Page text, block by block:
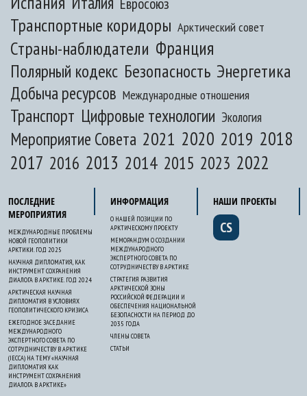
Транспортные коридоры Арктический совет
Страны-наблюдатели Франция
Полярный кодекс Безопасность Энергетика
Добыча ресурсов Международные отношения
Транспорт Цифровые технологии Экология
Мероприятие Совета 2021 2020 2019 2018
2017 2016 2013 2014 2015 2023 2022
ПОСЛЕДНИЕ
МЕРОПРИЯТИЯ
МЕЖДУНАРОДНЫЕ ПРОБЛЕМЫ
НОВОЙ ГЕОПОЛИТИКИ
АРКТИКИ. ГОД 2025
НАУЧНАЯ ДИПЛОМАТИЯ, КАК
ИНСТРУМЕНТ СОХРАНЕНИЯ
ДИАЛОГА В АРКТИКЕ. ГОД 2024
АРКТИЧЕСКАЯ НАУЧНАЯ
ДИПЛОМАТИЯ В УСЛОВИЯХ
ГЕОПОЛИТИЧЕСКОГО КРИЗИСА
ЕЖЕГОДНОЕ ЗАСЕДАНИЕ
МЕЖДУНАРОДНОГО
ЭКСПЕРТНОГО СОВЕТА ПО
СОТРУДНИЧЕСТВУ В АРКТИКЕ
(IECCA) НА ТЕМУ «НАУЧНАЯ
ДИПЛОМАТИЯ КАК
ИНСТРУМЕНТ СОХРАНЕНИЯ
ДИАЛОГА В АРКТИКЕ»
ИНФОРМАЦИЯ
О НАШЕЙ ПОЗИЦИИ ПО
АРКТИЧЕСКОМУ ПРОЕКТУ
МЕМОРАНДУМ О СОЗДАНИИ
МЕЖДУНАРОДНОГО
ЭКСПЕРТНОГО СОВЕТА ПО
СОТРУДНИЧЕСТВУ В АРКТИКЕ
СТРАТЕГИЯ РАЗВИТИЯ
АРКТИЧЕСКОЙ ЗОНЫ
РОССИЙСКОЙ ФЕДЕРАЦИИ И
ОБЕСПЕЧЕНИЯ НАЦИОНАЛЬНОЙ
БЕЗОПАСНОСТИ НА ПЕРИОД ДО
2035 ГОДА
ЧЛЕНЫ СОВЕТА
СТАТЬИ
НАШИ ПРОЕКТЫ
CS